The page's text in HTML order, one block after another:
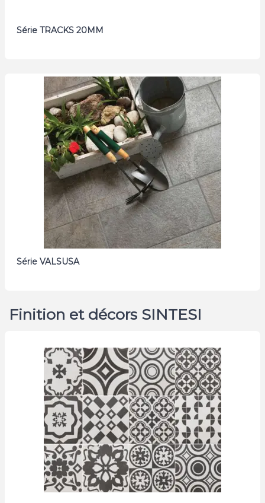
Série TRACKS 20MM
Série VALSUSA
Finition et décors SINTESI